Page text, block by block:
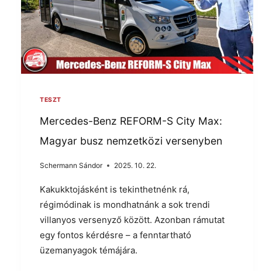
TESZT
Mercedes-Benz REFORM-S City Max:
Magyar busz nemzetközi versenyben
Schermann Sándor 2025. 10. 22.
Kakukktojásként is tekinthetnénk rá,
régimódinak is mondhatnánk a sok trendi
villanyos versenyző között. Azonban rámutat
egy fontos kérdésre – a fenntartható
üzemanyagok témájára.